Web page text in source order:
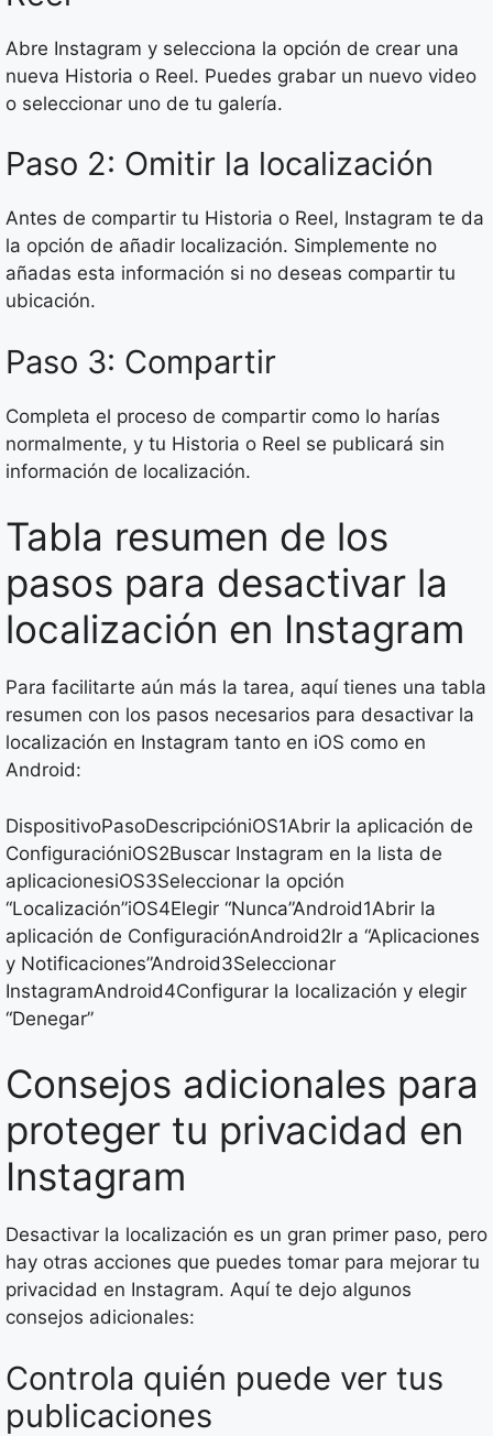
Abre Instagram y selecciona la opción de crear una
nueva Historia o Reel. Puedes grabar un nuevo video
o seleccionar uno de tu galería.
Paso 2: Omitir la localización
Antes de compartir tu Historia o Reel, Instagram te da
la opción de añadir localización. Simplemente no
añadas esta información si no deseas compartir tu
ubicación.
Paso 3: Compartir
Completa el proceso de compartir como lo harías
normalmente, y tu Historia o Reel se publicará sin
información de localización.
Tabla resumen de los
pasos para desactivar la
localización en Instagram
Para facilitarte aún más la tarea, aquí tienes una tabla
resumen con los pasos necesarios para desactivar la
localización en Instagram tanto en iOS como en
Android:
DispositivoPasoDescripcióniOS1Abrir la aplicación de
ConfiguracióniOS2Buscar Instagram en la lista de
aplicacionesiOS3Seleccionar la opción
“Localización”iOS4Elegir “Nunca”Android1Abrir la
aplicación de ConfiguraciónAndroid2Ir a “Aplicaciones
y Notificaciones”Android3Seleccionar
InstagramAndroid4Configurar la localización y elegir
“Denegar”
Consejos adicionales para
proteger tu privacidad en
Instagram
Desactivar la localización es un gran primer paso, pero
hay otras acciones que puedes tomar para mejorar tu
privacidad en Instagram. Aquí te dejo algunos
consejos adicionales:
Controla quién puede ver tus
publicaciones